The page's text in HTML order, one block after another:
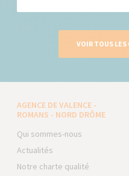
VOIR TOUS
AGENCE DE VALENCE -
ROMANS - NORD DRÔME
Qui sommes-nous
Actualités
Notre charte qualité